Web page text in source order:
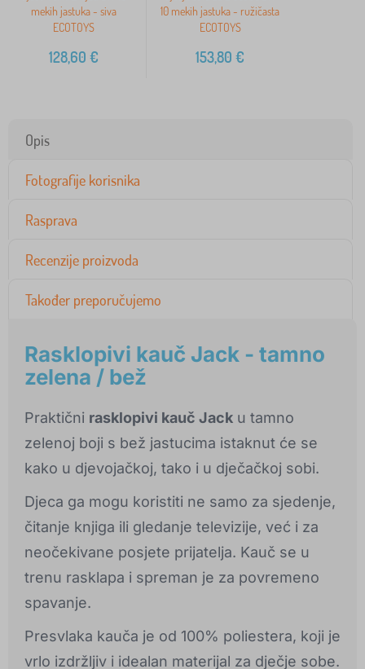
mekih jastuka - siva
ECOTOYS
128,60 €
10 mekih jastuka - ružičasta
ECOTOYS
153,80 €
Opis
Fotografije korisnika
Rasprava
Recenzije proizvoda
Također preporučujemo
Rasklopivi kauč Jack - tamno
zelena / bež
Praktični rasklopivi kauč Jack u tamno
zelenoj boji s bež jastucima istaknut će se
kako u djevojačkoj, tako i u dječačkoj sobi.
Djeca ga mogu koristiti ne samo za sjedenje,
čitanje knjiga ili gledanje televizije, već i za
neočekivane posjete prijatelja. Kauč se u
trenu rasklapa i spreman je za povremeno
spavanje.
Presvlaka kauča je od 100% poliestera, koji je
vrlo izdržljiv i idealan materijal za dječje sobe.